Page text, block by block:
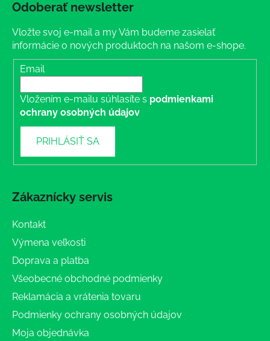
Odoberať newsletter
Vložte svoj e-mail a my Vám budeme zasielať
informácie o nových produktoch na našom e-shope.
Email
Vložením e-mailu súhlasíte s podmienkami
ochrany osobných údajov
PRIHLÁSIŤ SA
Zákaznícky servis
Kontakt
Výmena veľkosti
Doprava a platba
Všeobecné obchodné podmienky
Reklamácia a vrátenia tovaru
Podmienky ochrany osobných údajov
Moja objednávka